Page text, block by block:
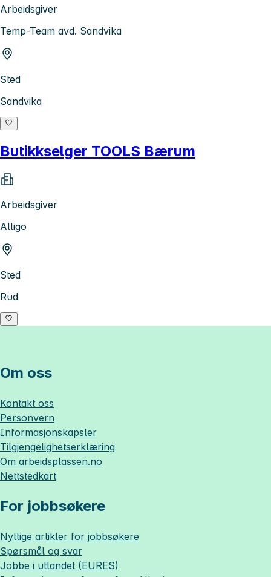
Arbeidsgiver
Temp-Team avd. Sandvika
Sted
Sandvika
Butikkselger TOOLS Bærum
Arbeidsgiver
Alligo
Sted
Rud
Om oss
Kontakt oss
Personvern
Informasjonskapsler
Tilgjengelighetserklæring
Om arbeidsplassen.no
Nettstedkart
For jobbsøkere
Nyttige artikler for jobbsøkere
Spørsmål og svar
Jobbe i utlandet (EURES)